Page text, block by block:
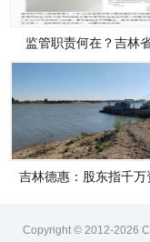
监管职责何在？吉林
吉林德惠：股东指千万
Copyright © 2012-2026